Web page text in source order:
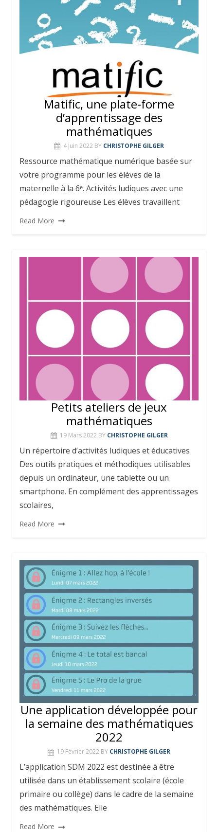
Matific, une plate-forme
d’apprentissage des
mathématiques
4 Juin 2022 BY CHRISTOPHE GILGER
Ressource mathématique numérique basée sur
votre programme pour les élèves de la
maternelle à la 6ᵉ. Activités ludiques avec une
pédagogie rigoureuse Les élèves travaillent
Read More
Petits ateliers de jeux
mathématiques
19 Mars 2022 BY CHRISTOPHE GILGER
Un répertoire d’activités ludiques et éducatives
Des outils pratiques et méthodiques utilisables
depuis un ordinateur, une tablette ou un
smartphone. En complément des apprentissages
scolaires,
Read More
Une application développée pour
la semaine des mathématiques
2022
19 Février 2022 BY CHRISTOPHE GILGER
L’application SDM 2022 est destinée à être
utilisée dans un établissement scolaire (école
primaire ou collège) dans le cadre de la semaine
des mathématiques. Elle
Read More